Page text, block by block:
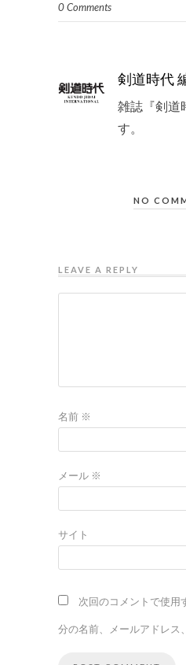
0 Comments
剣道時代
雑誌『剣道
す。
NO
LEAVE A REPLY
名前 ※
メール ※
サイト
次回のコメントで使用
分の名前、メールアドレス